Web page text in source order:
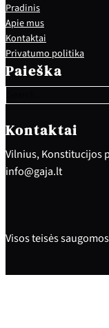
Pradinis
Apie mus
Kontaktai
Privatumo politika
Paieška
S
e
a
c
h
Kontaktai
Vilnius, Konstitucijos
info@gaja.lt
Visos teisės